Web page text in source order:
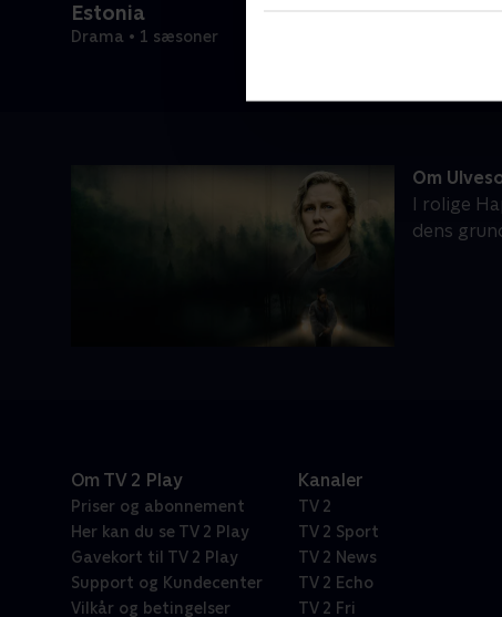
Estonia
Drama • 1 sæsoner
Om
I rolige
dens
Om TV 2 Play
Priser og abonnement
Her kan du se TV 2 Play
Gavekort til TV 2 Play
Support og Kundecenter
Vilkår og betingelser
Kanaler
TV 2
TV 2 Sport
TV 2 News
TV 2 Echo
TV 2 Fri